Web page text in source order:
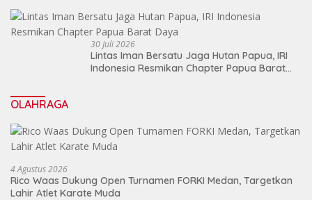
30 Juli 2026
Lintas Iman Bersatu Jaga Hutan Papua, IRI
Indonesia Resmikan Chapter Papua Barat
OLAHRAGA
4 Agustus 2026
Rico Waas Dukung Open Turnamen FORKI Medan, Targetkan
Lahir Atlet Karate Muda